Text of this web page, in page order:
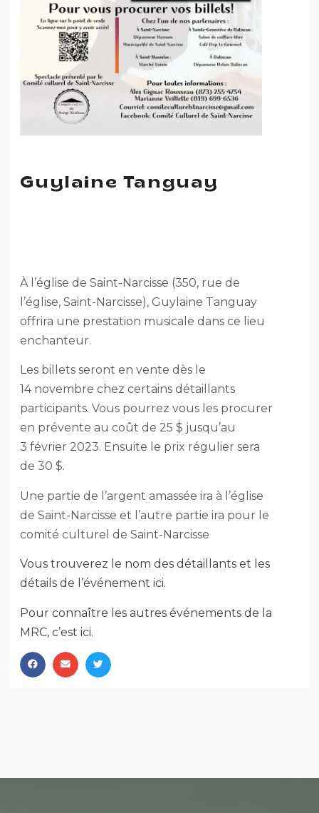
Guylaine Tanguay
À l’église de Saint-Narcisse (350, rue de
l’église, Saint-Narcisse), Guylaine Tanguay
offrira une prestation musicale dans ce lieu
enchanteur.
Les billets seront en vente dès le
14 novembre chez certains détaillants
participants. Vous pourrez vous les procurer
en prévente au coût de 25 $ jusqu’au
3 février 2023. Ensuite le prix régulier sera
de 30 $.
Une partie de l’argent amassée ira à l’église
de Saint-Narcisse et l’autre partie ira pour le
comité culturel de Saint-Narcisse
Vous trouverez le nom des détaillants et les
détails de l’événement ici.
Pour connaître les autres événements de la
MRC, c’est ici.